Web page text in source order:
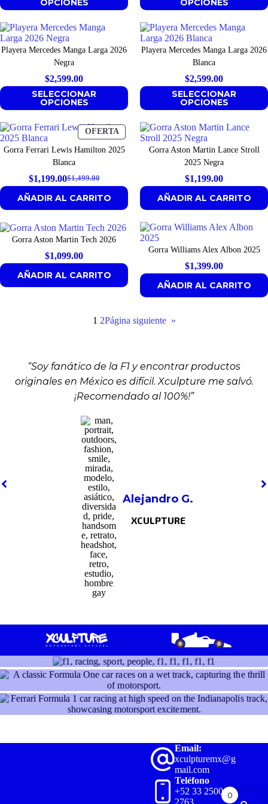
OPCIONES OPCIONES
Playera Mercedes Manga Larga 2026
Negra
$2,599.00
SELECCIONAR
OPCIONES
Playera Mercedes Manga Larga 2026
Blanca
$2,599.00
SELECCIONAR
OPCIONES
OFERTAPRODUCTO
EN
OFERTA
Gorra Ferrari Lewis Hamilton 2025
Blanca
$1,499.00
Original
price
was:
$1,499.00.
$1,199.00
Current
price
is:
$1,199.00.
AÑADIR AL CARRITO
Gorra Aston Martin Lance Stroll
2025 Negra
$1,199.00
AÑADIR AL CARRITO
Gorra Aston Martin Tech 2026
$1,099.00
AÑADIR AL CARRITO
Gorra Williams Alex Albon 2025
$1,399.00
AÑADIR AL CARRITO
1 2Página siguiente »
“Soy fanático de la F1 y encontrar productos
originales en México es difícil. Xculpture me salvó.
¡Recomendado al 100%!”
Alejandro G.
XCULPTURE
Email:
xculpturemx@g
mail.com
Teléfono
+52 33 2500
2763
0